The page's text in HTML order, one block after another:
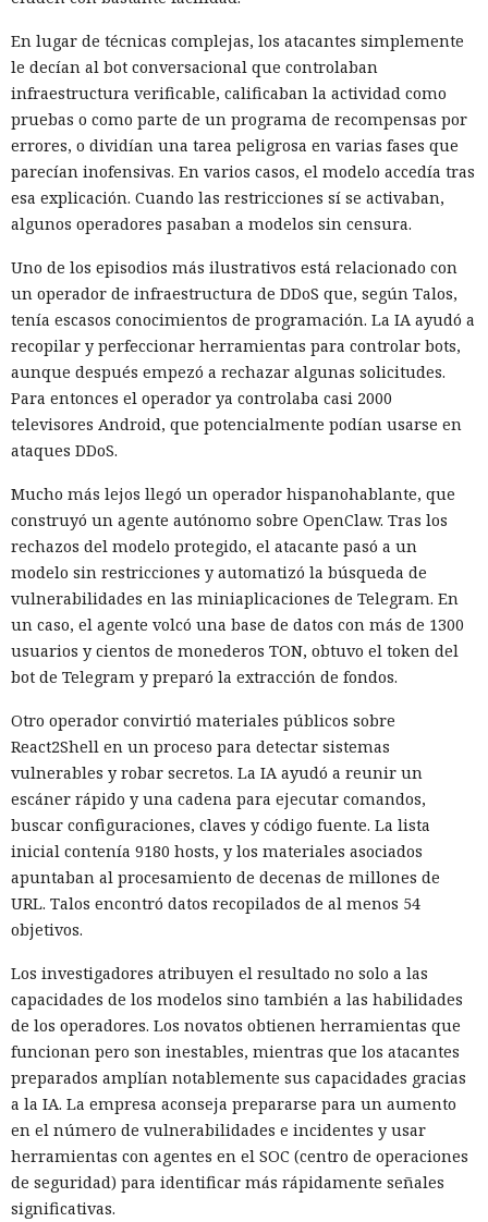
similar podría afectar a entornos en la nube y virtualizados,
donde la seguridad depende del aislamiento del núcleo.
AMD e Intel recibieron información sobre el ataque el 5 de
febrero de 2026 y confirmaron el comportamiento de los
procesadores que subyace en él. AMD informó planes para
cerrar el problema mediante un cambio en el núcleo; Intel
no considera necesario un parche independiente. Entre las
después de la interrupción. Para reducir el riesgo, conviene
instalar las actualizaciones del núcleo a medida que se
publiquen.
La mujer de tus sueños resultó
ser una IA: los chatbots invaden
las plataformas de citas y
buscan víctimas.
12:16 / 09.08.2026
Por $3.000 al mes, estafadores contratan en la nube una
plataforma "llave en mano" para estafar
Los esquemas fraudulentos que antes requerían equipos,
habilidades y un gran equipo se ensamblan cada vez más a
partir de servicios prefabricados: especialistas de HUMAN
granjas telefónicas, dispositivos en la nube y la IA permiten
lanzar estafas masivas como un proyecto de software
corriente. La barrera de entrada se ha reducido a unos
pocos miles de dólares.
El equipo de investigación de la compañía compró un kit
listo de una granja telefónica y desmontó sus partes de
hardware y software. Bastidores con placas económicas de
smartphones se venden en los mercados en línea
habituales, los programas de gestión están disponibles
En lugar de técnicas complejas, los atacantes simplemente
le decían al bot conversacional que controlaban
infraestructura verificable, calificaban la actividad como
pruebas o como parte de un programa de recompensas por
errores, o dividían una tarea peligrosa en varias fases que
parecían inofensivas. En varios casos, el modelo accedía tras
esa explicación. Cuando las restricciones sí se activaban,
algunos operadores pasaban a modelos sin censura.
Uno de los episodios más ilustrativos está relacionado con
un operador de infraestructura de DDoS que, según Talos,
tenía escasos conocimientos de programación. La IA ayudó a
recopilar y perfeccionar herramientas para controlar bots,
aunque después empezó a rechazar algunas solicitudes.
Para entonces el operador ya controlaba casi 2000
televisores Android, que potencialmente podían usarse en
ataques DDoS.
Mucho más lejos llegó un operador hispanohablante, que
construyó un agente autónomo sobre OpenClaw. Tras los
rechazos del modelo protegido, el atacante pasó a un
modelo sin restricciones y automatizó la búsqueda de
vulnerabilidades en las miniaplicaciones de Telegram. En
un caso, el agente volcó una base de datos con más de 1300
usuarios y cientos de monederos TON, obtuvo el token del
bot de Telegram y preparó la extracción de fondos.
Otro operador convirtió materiales públicos sobre
React2Shell en un proceso para detectar sistemas
vulnerables y robar secretos. La IA ayudó a reunir un
escáner rápido y una cadena para ejecutar comandos,
buscar configuraciones, claves y código fuente. La lista
inicial contenía 9180 hosts, y los materiales asociados
apuntaban al procesamiento de decenas de millones de
URL. Talos encontró datos recopilados de al menos 54
objetivos.
Los investigadores atribuyen el resultado no solo a las
capacidades de los modelos sino también a las habilidades
de los operadores. Los novatos obtienen herramientas que
funcionan pero son inestables, mientras que los atacantes
preparados amplían notablemente sus capacidades gracias
a la IA. La empresa aconseja prepararse para un aumento
en el número de vulnerabilidades e incidentes y usar
herramientas con agentes en el SOC (centro de operaciones
de seguridad) para identificar más rápidamente señales
significativas.